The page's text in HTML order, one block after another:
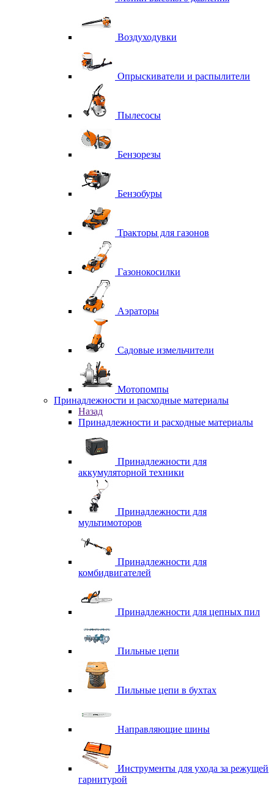
Воздуходувки
Опрыскиватели и распылители
Пылесосы
Бензорезы
Бензобуры
Тракторы для газонов
Газонокосилки
Аэраторы
Садовые измельчители
Мотопомпы
Принадлежности и расходные материалы
Назад
Принадлежности и расходные материалы
Принадлежности для
аккумуляторной техники
Принадлежности для
мультимоторов
Принадлежности для
комбидвигателей
Принадлежности для цепных пил
Пильные цепи
Пильные цепи в бухтах
Направляющие шины
Инструменты для ухода за режущей
гарнитурой